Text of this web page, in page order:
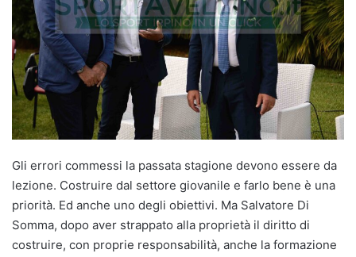
Gli errori commessi la passata stagione devono essere da
lezione. Costruire dal settore giovanile e farlo bene è una
priorità. Ed anche uno degli obiettivi. Ma Salvatore Di
Somma, dopo aver strappato alla proprietà il diritto di
costruire, con proprie responsabilità, anche la formazione